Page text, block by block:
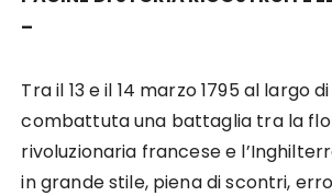
–
Tra il 13 e il 14 marzo 1795 al largo
combattuta una battaglia tra la
rivoluzionaria francese e
in grande stile, piena di scontri,